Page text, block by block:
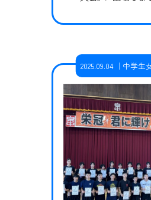
県代表として4年連続4
大阪ブルテオンU-15（
-21,7-21）敗戦 vs ファ
（福岡県）0-2（11-
トーナメントvs …
2025.09.04 中学生